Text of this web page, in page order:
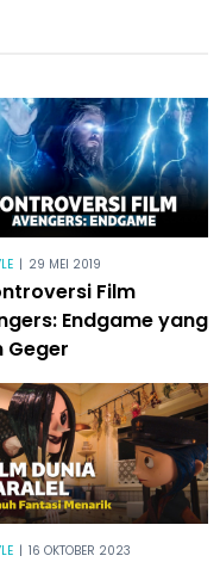
| 29 MEI 2019
Film
Endgame yang
Geger
| 16 OKTOBER 2023